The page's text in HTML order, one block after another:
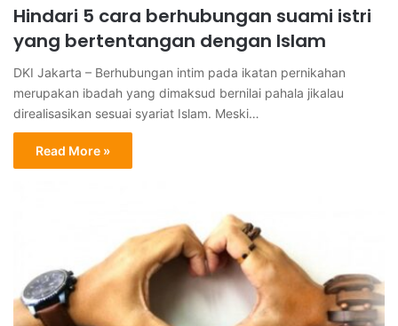
Hindari 5 cara berhubungan suami istri
yang bertentangan dengan Islam
DKI Jakarta – Berhubungan intim pada ikatan pernikahan
merupakan ibadah yang dimaksud bernilai pahala jikalau
direalisasikan sesuai syariat Islam. Meski…
Read More »